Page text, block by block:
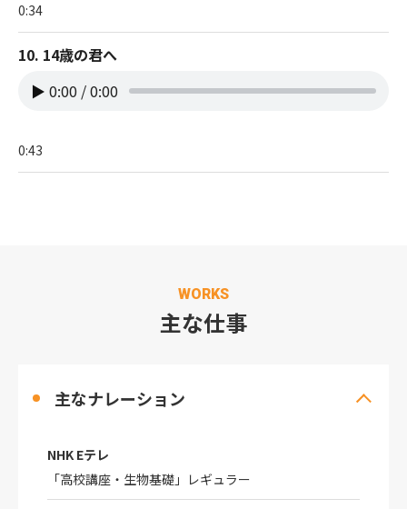
0:34
10. 14歳の君へ
▶ 0:00 /0:00
0:43
WORKS
主な仕事
主なナレーション
NHK Eテレ
「高校講座・生物基礎」レギュラー